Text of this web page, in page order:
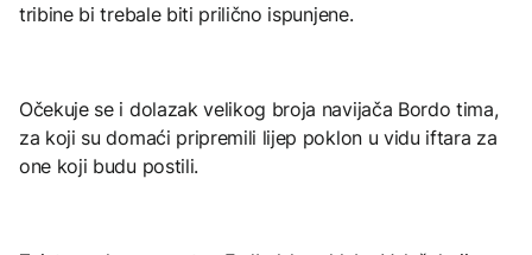
Rihanna radi na novom
tribine bi trebale biti prilično ispunjene.
Očekuje se i dolazak velikog broja navijača Bordo tima,
za koji su domaći pripremili lijep poklon u vidu iftara za
one koji budu postili.